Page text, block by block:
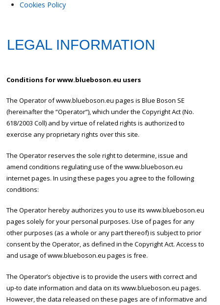
Cookies Policy
LEGAL INFORMATION
Conditions for www.blueboson.eu users
The Operator of www.blueboson.eu pages is Blue Boson SE
(hereinafter the “Operator“), which under the Copyright Act (No.
618/2003 Coll) and by virtue of related rights is authorized to
exercise any proprietary rights over this site.
The Operator reserves the sole right to determine, issue and
amend conditions regulating use of the www.blueboson.eu
internet pages. In using these pages you agree to the following
conditions:
The Operator hereby authorizes you to use its www.blueboson.eu
pages solely for your personal purposes. Use of pages for any
other purposes (as a whole or any part thereof) is subject to prior
consent by the Operator, as defined in the Copyright Act. Access to
and usage of www.blueboson.eu pages is free.
The Operator’s objective is to provide the users with correct and
up-to date information and data on its www.blueboson.eu pages.
However, the data released on these pages are of informative and